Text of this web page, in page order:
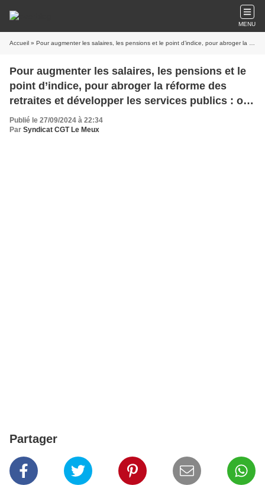
MENU
Accueil » Pour augmenter les salaires, les pensions et le point d’indice, pour abroger la réforme des retraites et développer les services publics : on se mobilise le 1er octobre
Pour augmenter les salaires, les pensions et le
point d’indice, pour abroger la réforme des
retraites et développer les services publics : on
se mobilise le 1er octobre
Publié le 27/09/2024 à 22:34
Par Syndicat CGT Le Meux
Partager